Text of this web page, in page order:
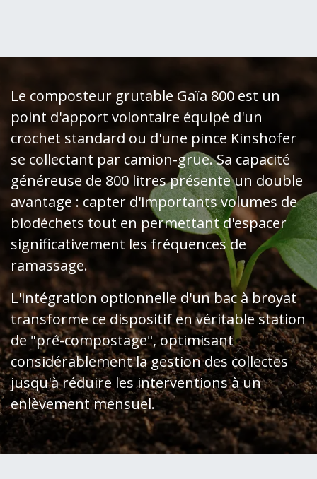
Le composteur grutable Gaïa 800 est un
point d'apport volontaire équipé d'un
crochet standard ou d'une pince Kinshofer
se collectant par camion-grue. Sa capacité
généreuse de 800 litres présente un double
avantage : capter d'importants volumes de
biodéchets tout en permettant d'espacer
significativement les fréquences de
ramassage.
L'intégration optionnelle d'un bac à broyat
transforme ce dispositif en véritable station
de "pré-compostage", optimisant
considérablement la gestion des collectes
jusqu'à réduire les interventions à un
enlèvement mensuel.